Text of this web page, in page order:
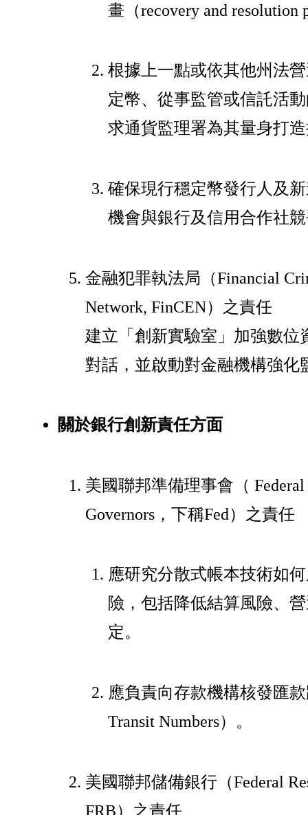
畫（recovery and resolution
根據上一點或依其他州法
定幣、從事監管或信託活
求通貨監理署為其量身打
確保現行穩定幣發行人及
機會與銀行及信用合作社
金融犯罪執法局（Financial
Network, FinCEN）之責任
建立「創新實驗室」加強數位
對話，並啟動對金融機構強化
關於銀行創新責任方面
美國聯邦準備理事會（ Federal
Governors，下稱Fed）之責任
應研究分散式帳本技術如
險，包括降低結算風險、
定。
應負責向存款機構核發匯
Transit Numbers）。
美國聯邦儲備銀行（Federal
FRB）之責任